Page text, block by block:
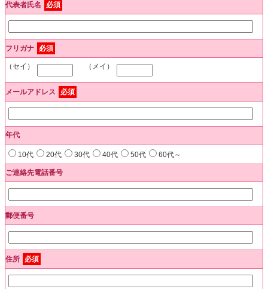
代表者氏名 必須
フリガナ 必須
（セイ） （メイ）
メールアドレス 必須
年代
10代 20代 30代 40代 50代 60代～
ご連絡先電話番号
郵便番号
住所 必須